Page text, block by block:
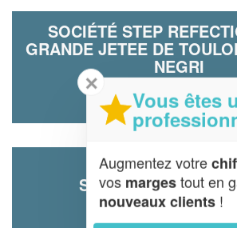
SOCIÉTÉ STEP
GRANDE JETEE DE
NEGRI
5 Chemin Des Presses
06800 Cagnes-sur-Mer
SOCIÉTÉ TIMILLI
31 Avenue Cyrille Besset
06800 Cagnes-sur-Mer
✕
Vous êtes
Augmentez votre
vos margestout en
nouveaux clients !